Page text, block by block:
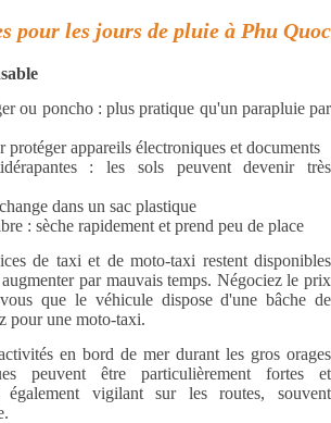
pour les jours de pluie à Phu Quoc
ou poncho : plus pratique qu'un parapluie par
protéger appareils électroniques et documents
: les sols peuvent devenir très
dans un sac plastique
: sèche rapidement et prend peu de place
de taxi et de moto-taxi restent disponibles
par mauvais temps. Négociez le prix
que le véhicule dispose d'une bâche de
pour une moto-taxi.
en bord de mer durant les gros orages
peuvent être particulièrement fortes et
également vigilant sur les routes, souvent